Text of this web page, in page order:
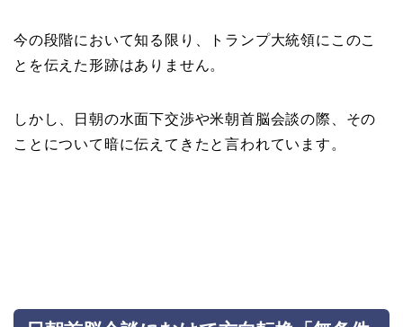
今の段階において知る限り、トランプ大統領にこのこ
とを伝えた形跡はありません。
しかし、日朝の水面下交渉や米朝首脳会談の際、その
ことについて暗に伝えてきたと言われています。